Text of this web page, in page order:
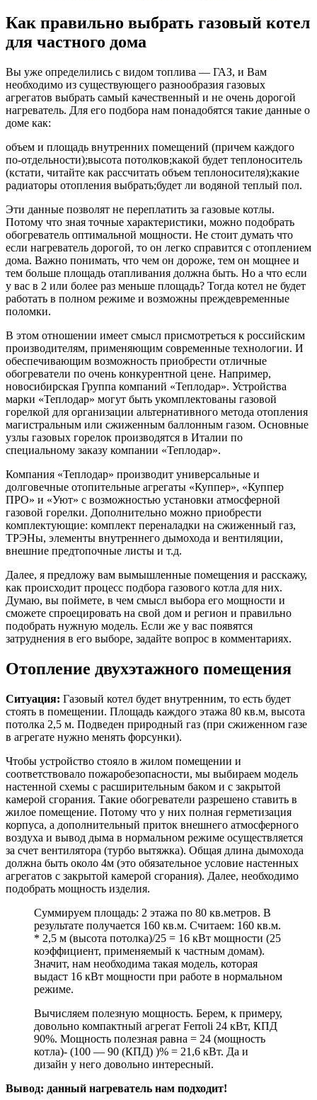
Как правильно выбрать газовый котел
для частного дома
Вы уже определились с видом топлива — ГАЗ, и Вам
необходимо из существующего разнообразия газовых
агрегатов выбрать самый качественный и не очень дорогой
нагреватель. Для его подбора нам понадобятся такие данные о
доме как:
объем и площадь внутренних помещений (причем каждого
по-отдельности);высота потолков;какой будет теплоноситель
(кстати, читайте как рассчитать объем теплоносителя);какие
радиаторы отопления выбрать;будет ли водяной теплый пол.
Эти данные позволят не переплатить за газовые котлы.
Потому что зная точные характеристики, можно подобрать
обогреватель оптимальной мощности. Не стоит думать что
если нагреватель дорогой, то он легко справится с отоплением
дома. Важно понимать, что чем он дороже, тем он мощнее и
тем больше площадь отапливания должна быть. Но а что если
у вас в 2 или более раз меньше площадь? Тогда котел не будет
работать в полном режиме и возможны преждевременные
поломки.
В этом отношении имеет смысл присмотреться к российским
производителям, применяющим современные технологии. И
обеспечивающим возможность приобрести отличные
обогреватели по очень конкурентной цене. Например,
новосибирская Группа компаний «Теплодар». Устройства
марки «Теплодар» могут быть укомплектованы газовой
горелкой для организации альтернативного метода отопления
магистральным или сжиженным баллонным газом. Основные
узлы газовых горелок производятся в Италии по
специальному заказу компании «Теплодар».
Компания «Теплодар» производит универсальные и
долговечные отопительные агрегаты «Куппер», «Куппер
ПРО» и «Уют» с возможностью установки атмосферной
газовой горелки. Дополнительно можно приобрести
комплектующие: комплект переналадки на сжиженный газ,
ТРЭНы, элементы внутреннего дымохода и вентиляции,
внешние предтопочные листы и т.д.
Далее, я предложу вам вымышленные помещения и расскажу,
как происходит процесс подбора газового котла для них.
Думаю, вы поймете, в чем смысл выбора его мощности и
сможете спроецировать на свой дом и регион и правильно
подобрать нужную модель. Если же у вас появятся
затруднения в его выборе, задайте вопрос в комментариях.
Отопление двухэтажного помещения
Ситуация: Газовый котел будет внутренним, то есть будет
стоять в помещении. Площадь каждого этажа 80 кв.м, высота
потолка 2,5 м. Подведен природный газ (при сжиженном газе
в агрегате нужно менять форсунки).
Чтобы устройство стояло в жилом помещении и
соответствовало пожаробезопасности, мы выбираем модель
настенной схемы с расширительным баком и с закрытой
камерой сгорания. Такие обогреватели разрешено ставить в
жилое помещение. Потому что у них полная герметизация
корпуса, а дополнительный приток внешнего атмосферного
воздуха и вывод дыма в нормальном режиме осуществляется
за счет вентилятора (турбо вытяжка). Общая длина дымохода
должна быть около 4м (это обязательное условие настенных
агрегатов с закрытой камерой сгорания). Далее, необходимо
подобрать мощность изделия.
Суммируем площадь: 2 этажа по 80 кв.метров. В
результате получается 160 кв.м. Считаем: 160 кв.м.
* 2,5 м (высота потолка)/25 = 16 кВт мощности (25
коэффициент, применяемый к частным домам).
Значит, нам необходима такая модель, которая
выдаст 16 кВт мощности при работе в нормальном
режиме.
Вычисляем полезную мощность. Берем, к примеру,
довольно компактный агрегат Ferroli 24 кВт, КПД
90%. Мощность полезная равна = 24 (мощность
котла)- (100 — 90 (КПД) )% = 21,6 кВт. Да и
дизайн у него довольно интересный.
Вывод: данный нагреватель нам подходит!